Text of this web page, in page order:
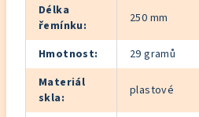
Délka
řemínku: 250 mm
Hmotnost:
29 gramů
Materiál
skla: plastové